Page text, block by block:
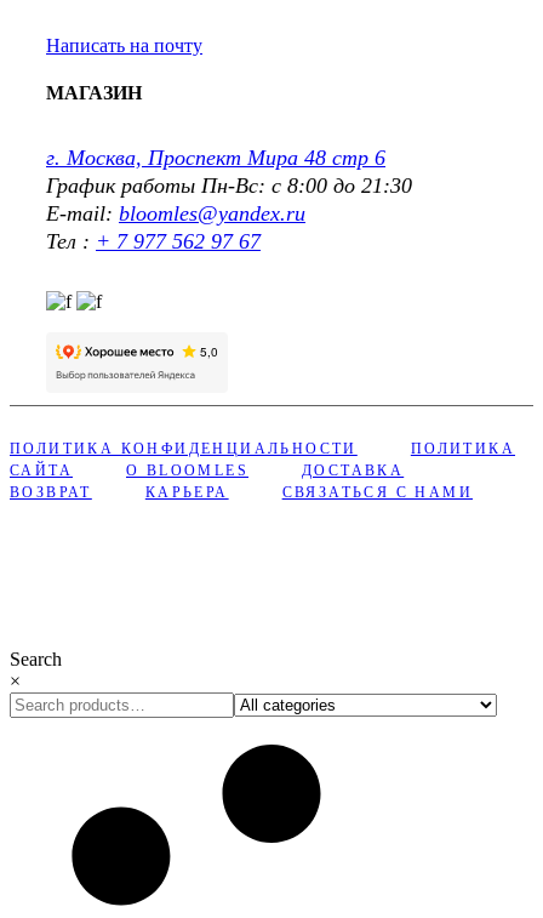
Написать на почту
МАГАЗИН
г. Москва, Проспект Мира 48 стр 6
График работы Пн-Вс: с 8:00 до 21:30
E-mail: bloomles@yandex.ru
Тел : + 7 977 562 97 67
ПОЛИТИКА КОНФИДЕНЦИАЛЬНОСТИ
ПОЛИТИКА
САЙТА
О BLOOMLES
ДОСТАВКА
ВОЗВРАТ
КАРЬЕРА СВЯЗАТЬСЯ С НАМИ
Search
×